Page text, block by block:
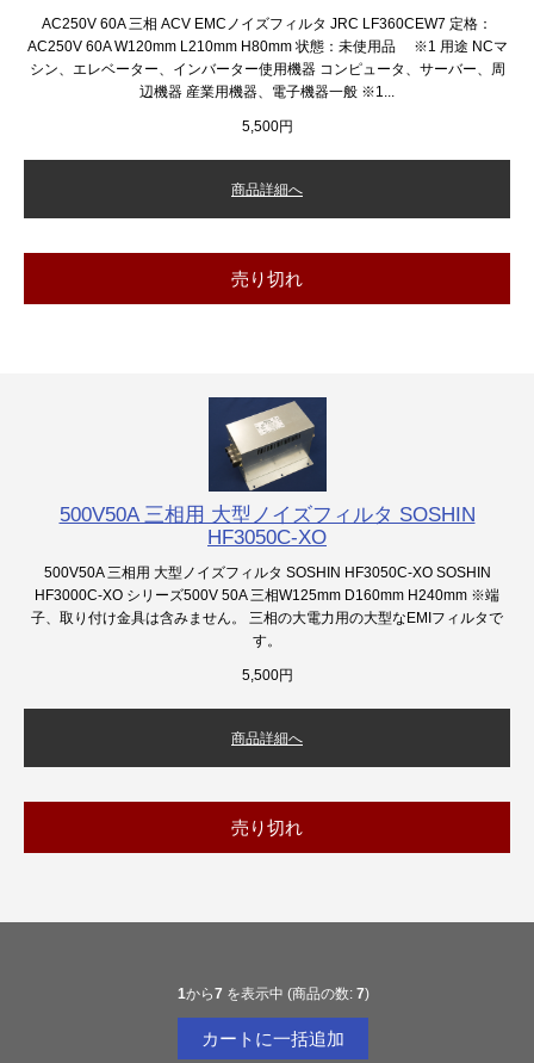
AC250V 60A 三相 ACV EMCノイズフィルタ JRC LF360CEW7 定格：
AC250V 60A W120mm L210mm H80mm 状態：未使用品 ※1 用途 NCマ
シン、エレベーター、インバーター使用機器 コンピュータ、サーバー、周
辺機器 産業用機器、電子機器一般 ※1...
5,500円
商品詳細へ
売り切れ
500V50A 三相用 大型ノイズフィルタ SOSHIN
HF3050C-XO
500V50A 三相用 大型ノイズフィルタ SOSHIN HF3050C-XO SOSHIN
HF3000C-XO シリーズ500V 50A 三相W125mm D160mm H240mm ※端
子、取り付け金具は含みません。 三相の大電力用の大型なEMIフィルタで
す。
5,500円
商品詳細へ
売り切れ
1から7 を表示中 (商品の数: 7)